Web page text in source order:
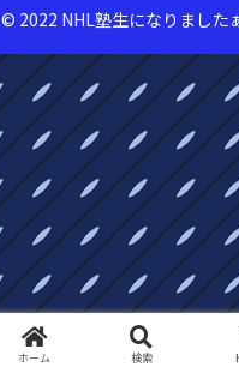
© 2022 NHL塾生になりました
ホーム 検索